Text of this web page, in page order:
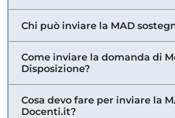
Chi può inviare la MAD
Come inviare la domanda di
Disposizione?
Cosa devo fare per inviare la
Docenti.it?